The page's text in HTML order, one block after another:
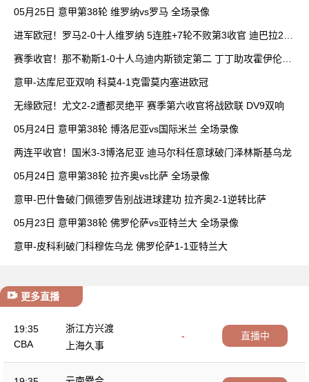
05月25日 意甲第38轮 维罗纳vs罗马 全场录像
进军欧冠！罗马2-0十人维罗纳 5连胜+7轮不败第3收官 迪巴拉2助
赛季收官！那不勒斯1-0十人乌迪内斯锁定第二 丁丁助攻霍伊伦制
意甲-达库尼亚双响 科莫4-1克雷莫内塞进欧冠
无缘欧冠！尤文2-2遭都灵绝平 赛季第六收官将战欧联 DV9双响
05月24日 意甲第38轮 博洛尼亚vs国际米兰 全场录像
两连平收官！国米3-3博洛尼亚 迪马尔科任意球破门泽林斯基乌龙
05月24日 意甲第38轮 拉齐奥vs比萨 全场录像
意甲-巴什鲁破门佩德罗告别战进球建功 拉齐奥2-1逆转比萨
05月23日 意甲第38轮 佛罗伦萨vs亚特兰大 全场录像
意甲-皮科利破门科穆佐乌龙 佛罗伦萨1-1亚特兰大
更多直播
19:35
CBA
浙江方兴渡
-
上海久事
直播中